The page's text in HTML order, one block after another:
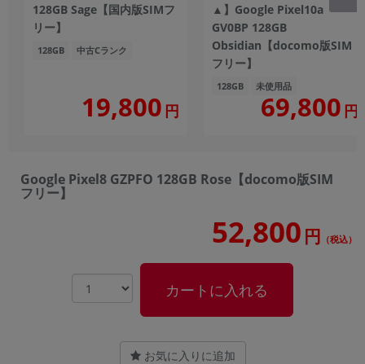
128GB Sage【国内版SIMフ
リー】
128GB 中古Cランク
19,800 円
▲】Google Pixel10a
GV0BP 128GB
Obsidian【docomo版SIM
フリー】
128GB 未使用品
69,800 円
Google Pixel8 GZPFO 128GB Rose【docomo版SIM
フリー】
52,800 円 （税込）
カートに入れる
お気に入りに追加